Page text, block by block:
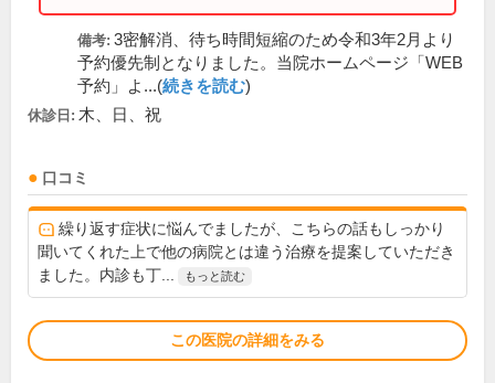
備考: 3密解消、待ち時間短縮のため令和3年2月より
予約優先制となりました。当院ホームページ「WEB
予約」よ...(続きを読む)
休診日: 木、日、祝
口コミ
繰り返す症状に悩んでましたが、こちらの話もしっかり
聞いてくれた上で他の病院とは違う治療を提案していただき
ました。内診も丁...
もっと読む
この医院の詳細をみる